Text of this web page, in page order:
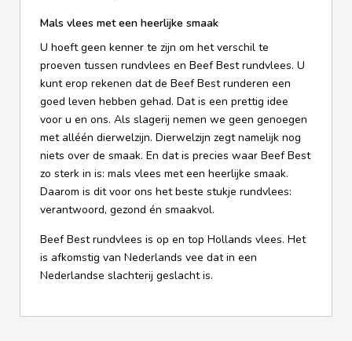
Mals vlees met een heerlijke smaak
U hoeft geen kenner te zijn om het verschil te
proeven tussen rundvlees en Beef Best rundvlees. U
kunt erop rekenen dat de Beef Best runderen een
goed leven hebben gehad. Dat is een prettig idee
voor u en ons. Als slagerij nemen we geen genoegen
met alléén dierwelzijn. Dierwelzijn zegt namelijk nog
niets over de smaak. En dat is precies waar Beef Best
zo sterk in is: mals vlees met een heerlijke smaak.
Daarom is dit voor ons het beste stukje rundvlees:
verantwoord, gezond én smaakvol.
Beef Best rundvlees is op en top Hollands vlees. Het
is afkomstig van Nederlands vee dat in een
Nederlandse slachterij geslacht is.